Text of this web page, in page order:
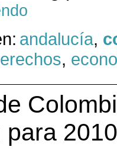
andalucía,
,
para 2010